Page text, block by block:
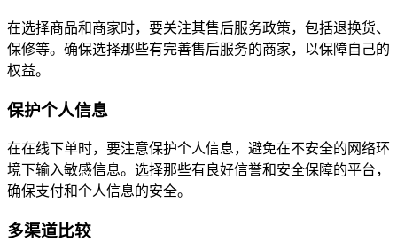
在选择商品和商家时，要关注其售后服务政策，包括退换货、
保修等。确保选择那些有完善售后服务的商家，以保障自己的
权益。
保护个人信息
在在线下单时，要注意保护个人信息，避免在不安全的网络环
境下输入敏感信息。选择那些有良好信誉和安全保障的平台，
确保支付和个人信息的安全。
多渠道比较